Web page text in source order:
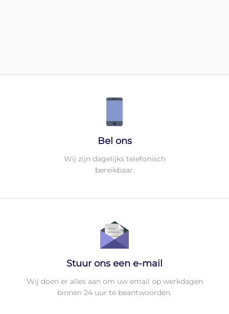
Bel ons
Wij zijn dagelijks telefonisch
bereikbaar.
Stuur ons een e-mail
Wij doen er alles aan om uw email op werkdagen
binnen 24 uur te beantwoorden.